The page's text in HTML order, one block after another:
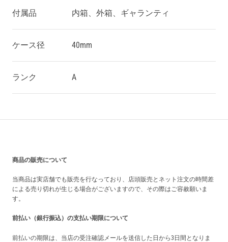
付属品 内箱、外箱、ギャランティ
ケース径 40mm
ランク A
商品の販売について
当商品は実店舗でも販売を行なっており、店頭販売とネット注文の時間差
による売り切れが生じる場合がございますので、その際はご容赦願いま
す。
前払い（銀行振込）の支払い期限について
前払いの期限は、当店の受注確認メールを送信した日から3日間となりま